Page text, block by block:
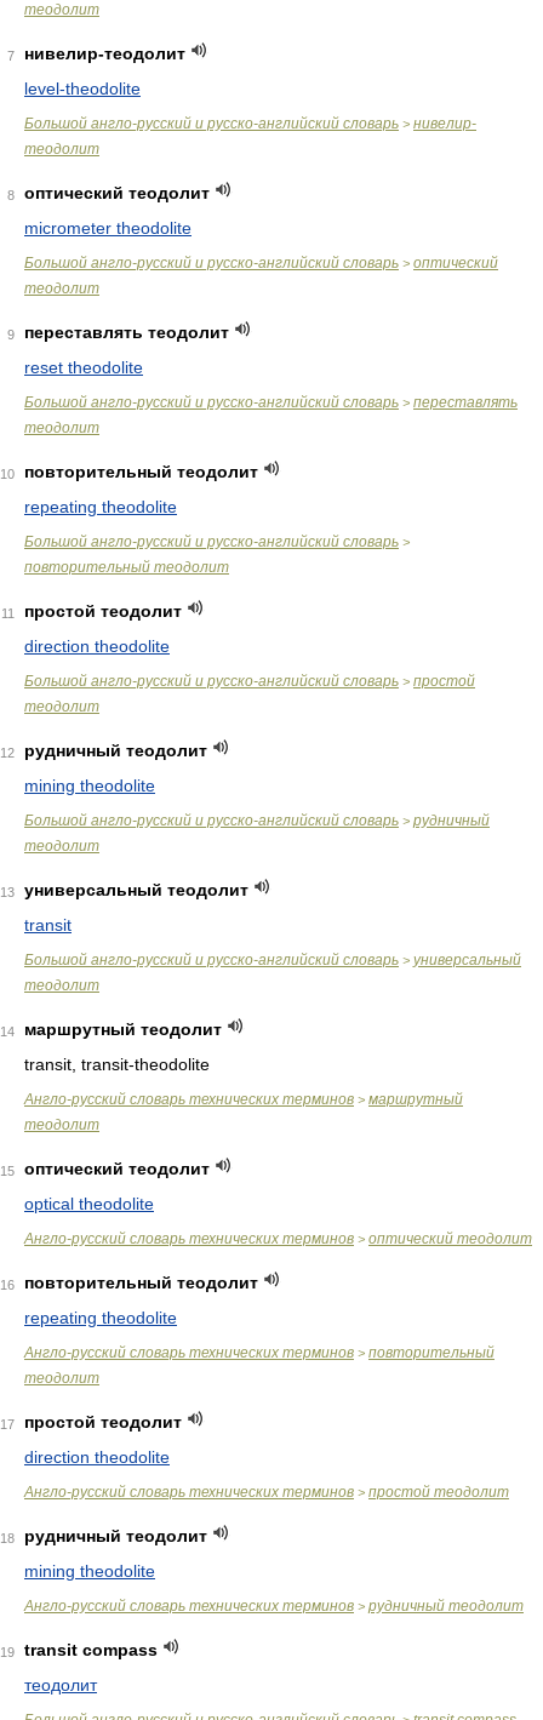
теодолит
7
нивелир-теодолит
level-theodolite
Большой англо-русский и русско-английский словарь > нивелир-
теодолит
8
оптический теодолит
micrometer theodolite
Большой англо-русский и русско-английский словарь > оптический
теодолит
9
переставлять теодолит
reset theodolite
Большой англо-русский и русско-английский словарь > переставлять
теодолит
10
повторительный теодолит
repeating theodolite
Большой англо-русский и русско-английский словарь >
повторительный теодолит
11
простой теодолит
direction theodolite
Большой англо-русский и русско-английский словарь > простой
теодолит
12
рудничный теодолит
mining theodolite
Большой англо-русский и русско-английский словарь > рудничный
теодолит
13
универсальный теодолит
transit
Большой англо-русский и русско-английский словарь > универсальный
теодолит
14
маршрутный теодолит
transit, transit-theodolite
Англо-русский словарь технических терминов > маршрутный
теодолит
15
оптический теодолит
optical theodolite
Англо-русский словарь технических терминов > оптический теодолит
16
повторительный теодолит
repeating theodolite
Англо-русский словарь технических терминов > повторительный
теодолит
17
простой теодолит
direction theodolite
Англо-русский словарь технических терминов > простой теодолит
18
рудничный теодолит
mining theodolite
Англо-русский словарь технических терминов > рудничный теодолит
19
transit compass
теодолит